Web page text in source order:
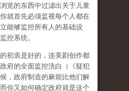
览的东西中过滤出关于儿童
就首先必须监视每个人都在
能够监控所有人的基础设
控系统。
初衷是好的，连美剧创作都
府的全面监控洗白（《疑犯
，政府制造的麻烦比他们解
你又如何确定政府就是这个